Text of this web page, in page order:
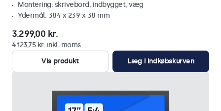
Montering: skrivebord, indbygget, væg
Ydermål: 384 x 239 x 38 mm
3.299,00 kr.
4.123,75 kr. inkl. moms
Vis produkt
Læg i indkøbskurven